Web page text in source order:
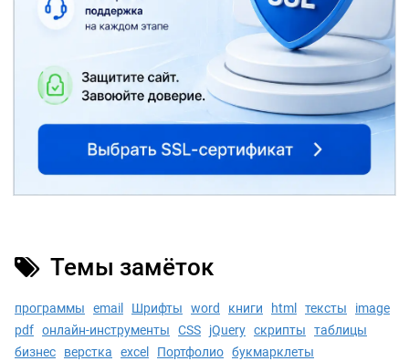
Темы замёток
программы email Шрифты word книги html тексты
image
pdf онлайн-инструменты CSS jQuery скрипты
таблицы
бизнес
верстка excel Портфолио букмарклеты